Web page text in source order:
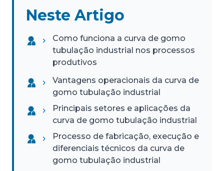
Neste Artigo
Como funciona a curva de gomo
tubulação industrial nos processos
produtivos
Vantagens operacionais da curva de
gomo tubulação industrial
Principais setores e aplicações da
curva de gomo tubulação industrial
Processo de fabricação, execução e
diferenciais técnicos da curva de
gomo tubulação industrial